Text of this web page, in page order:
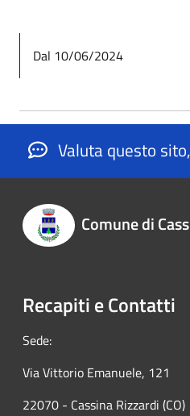
Dal 10/06/2024
Valuta questo
Comune di
Recapiti e Contatti
Sede:
Via Vittorio Emanuele, 121
22070 - Cassina Rizzardi (CO)